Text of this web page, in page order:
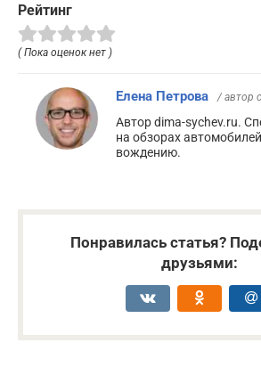
Рейтинг
( Пока оценок нет )
Елена Петрова / автор
Автор dima-sychev.ru.
на обзорах
вождению.
Понравилась статья?
друзьями: